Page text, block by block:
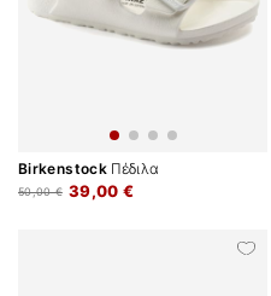
BirkenstockΠέδιλα
39,00 €
50,00 €